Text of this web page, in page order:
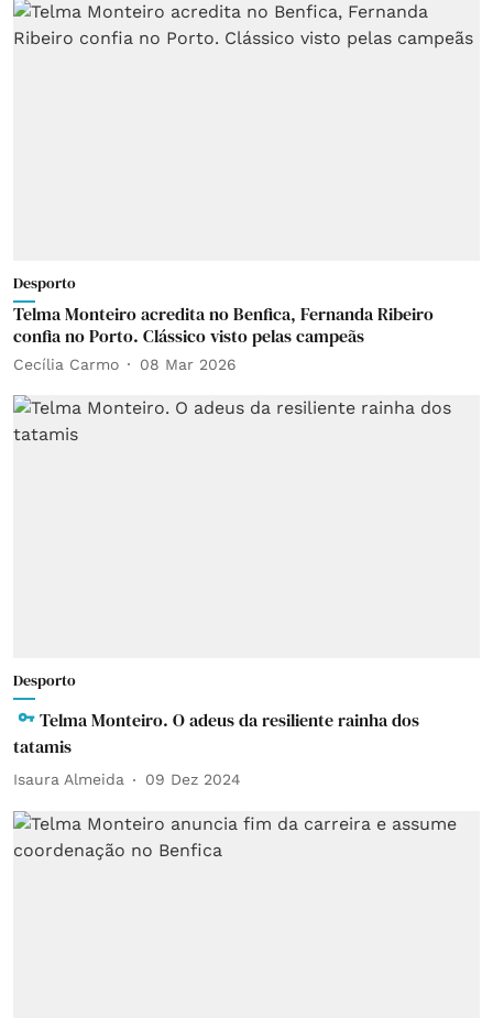
Desporto
Telma Monteiro acredita no Benfica, Fernanda Ribeiro
confia no Porto. Clássico visto pelas campeãs
Cecília Carmo 08 Mar 2026
Desporto
Telma Monteiro. O adeus da resiliente rainha dos
tatamis
Isaura Almeida 09 Dez 2024